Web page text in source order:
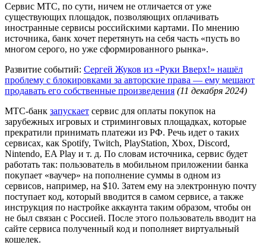
Сервис МТС, по сути, ничем не отличается от уже
существующих площадок, позволяющих оплачивать
иностранные сервисы российскими картами. По мнению
источника, банк хочет перетянуть на себя часть «пусть во
многом серого, но уже сформированного рынка».
Развитие событий: Сергей Жуков из «Руки Вверх!» нашёл
проблему с блокировками за авторские права — ему мешают
продавать его собственные произведения (11 декабря 2024)
МТС-банк запускает сервис для оплаты покупок на
зарубежных игровых и стриминговых площадках, которые
прекратили принимать платежи из РФ. Речь идет о таких
сервисах, как Spotify, Twitch, PlayStation, Xbox, Discord,
Nintendo, EA Play и т. д. По словам источника, сервис будет
работать так: пользователь в мобильном приложении банка
покупает «ваучер» на пополнение суммы в одном из
сервисов, например, на $10. Затем ему на электронную почту
поступает код, который вводится в самом сервисе, а также
инструкция по настройке аккаунта таким образом, чтобы он
не был связан с Россией. После этого пользователь вводит на
сайте сервиса полученный код и пополняет виртуальный
кошелек.